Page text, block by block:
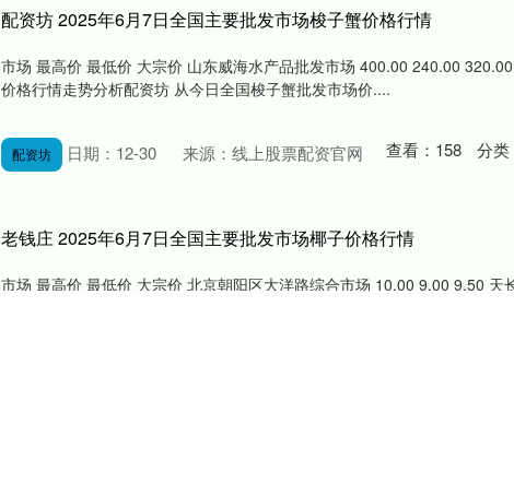
配资坊 2025年6月7日全国主要批发市场梭子蟹价格行情
市场 最高价 最低价 大宗价 山东威海水产品批发市场 400.00 240.00
价格行情走势分析配资坊 从今日全国梭子蟹批发市场价....
配资坊 日期：12-30 来源：线上股票配资官网 查看： 158 分类
老钱庄 2025年6月7日全国主要批发市场椰子价格行情
市场 最高价 最低价 大宗价 北京朝阳区大洋路综合市场 10.00 9.00 9.50 天